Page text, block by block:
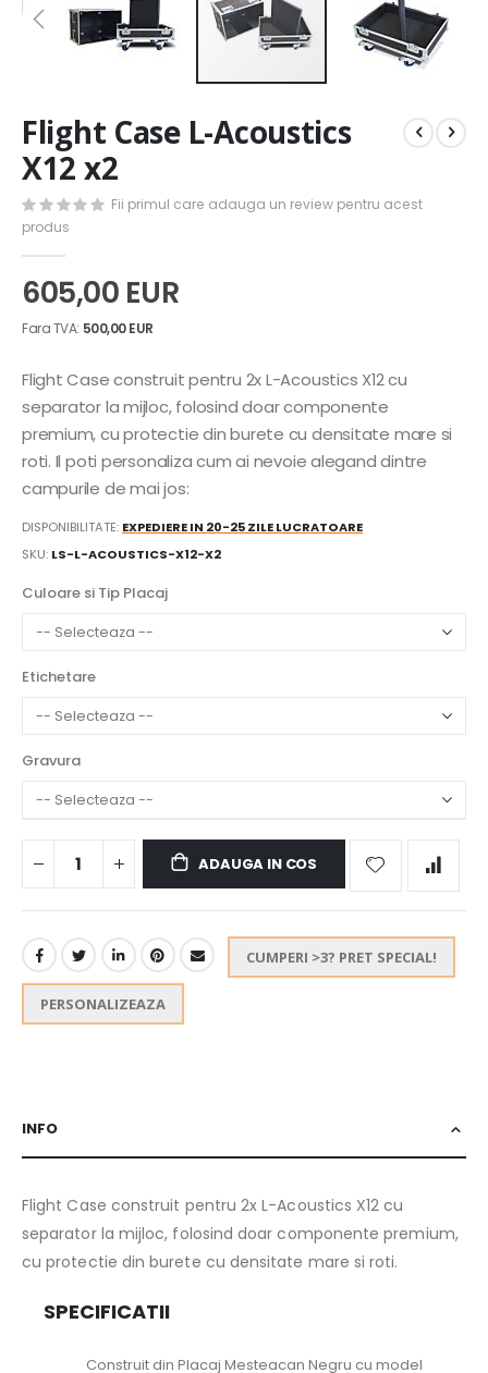
to
the
beginning
of
the
images
gallery
Flight Case L-Acoustics
X12 x2
Fii primul care adauga un review pentru acest
produs
605,00 EUR
500,00 EUR
Flight Case construit pentru 2x L-Acoustics X12 cu
separator la mijloc, folosind doar componente
premium, cu protectie din burete cu densitate mare si
roti. Il poti personaliza cum ai nevoie alegand dintre
campurile de mai jos:
DISPONIBILITATE: EXPEDIERE IN 20-25 ZILE LUCRATOARE
SKU LS-L-ACOUSTICS-X12-X2
Culoare si Tip Placaj
Etichetare
Gravura
ADAUGA IN COS
CUMPERI >3? PRET SPECIAL!
PERSONALIZEAZA
INFO
Flight Case construit pentru 2x L-Acoustics X12 cu
separator la mijloc, folosind doar componente premium,
cu protectie din burete cu densitate mare si roti.
SPECIFICATII
Construit din Placaj Mesteacan Negru cu model